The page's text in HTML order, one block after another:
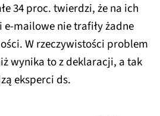
34 proc. twierdzi, że na ich
e-mailowe nie trafiły żadne
W rzeczywistości problem
wynika to z deklaracji, a tak
eksperci ds.